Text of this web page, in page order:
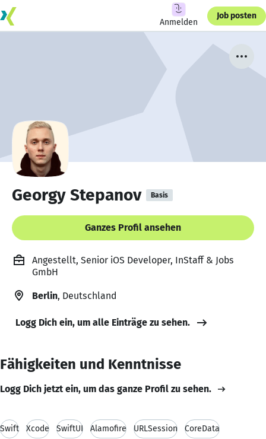
Anmelden
Job posten
Georgy Stepanov Basis
Ganzes Profil ansehen
Angestellt, Senior iOS Developer, InStaff & Jobs
GmbH
Berlin, Deutschland
Logg Dich ein, um alle Einträge zu sehen.
Fähigkeiten und Kenntnisse
Logg Dich jetzt ein, um das ganze Profil zu sehen.
Swift Xcode SwiftUI Alamofire URLSession CoreData